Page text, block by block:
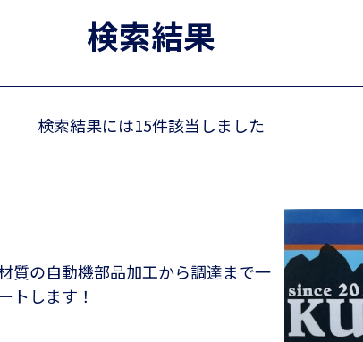
検索結果
検索結果には15件該当しました
質の自動機部品加工から調達まで一
トします！